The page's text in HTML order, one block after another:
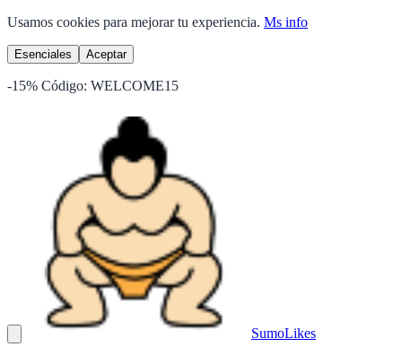
Usamos cookies para mejorar tu experiencia. Ms info
Esenciales Aceptar
-15% Código: WELCOME15
SumoLikes